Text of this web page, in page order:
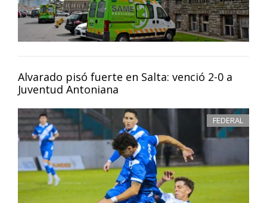
Alvarado pisó fuerte en Salta: venció 2-0 a
Juventud Antoniana
FEDERAL